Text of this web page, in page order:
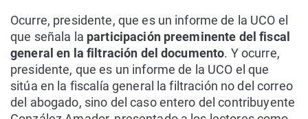
Ocurre, presidente, que es un informe de la UCO el
que señala la participación preeminente del fiscal
general en la filtración del documento. Y ocurre,
presidente, que es un informe de la UCO el que
sitúa en la fiscalía general la filtración no del correo
del abogado, sino del caso entero del contribuyente